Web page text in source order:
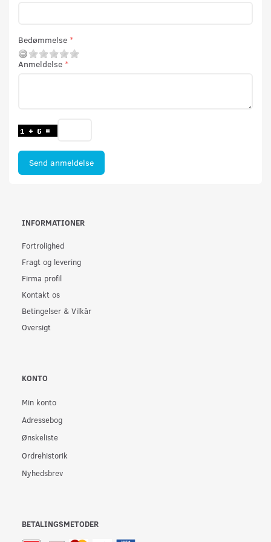
Bedømmelse
Anmeldelse
Send anmeldelse
INFORMATIONER
Fortrolighed
Fragt og levering
Firma profil
Kontakt os
Betingelser & Vilkår
Oversigt
KONTO
Min konto
Adressebog
Ønskeliste
Ordrehistorik
Nyhedsbrev
BETALINGSMETODER